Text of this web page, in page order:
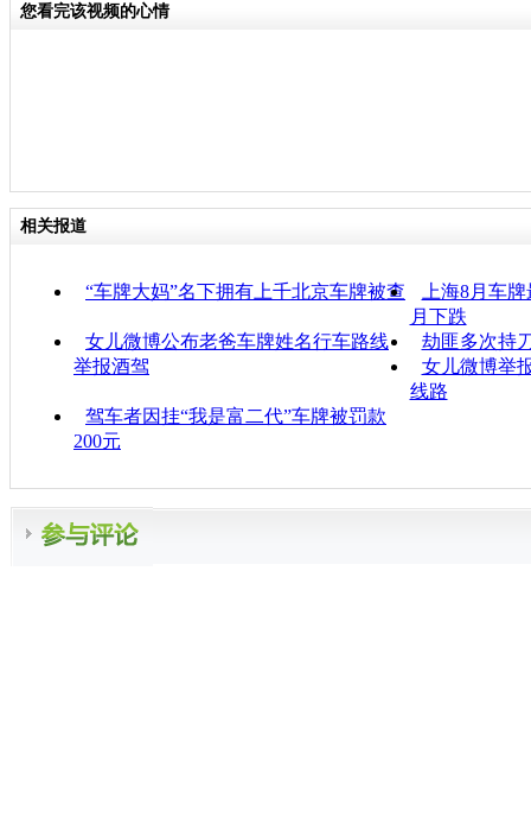
您看完该视频的心情
相关报道
“车牌大妈”名下拥有上千北京车牌被查
上海8月车
月下跌
女儿微博公布老爸车牌姓名行车路线
举报酒驾
劫匪多次持
女儿微博举
线路
驾车者因挂“我是富二代”车牌被罚款
200元